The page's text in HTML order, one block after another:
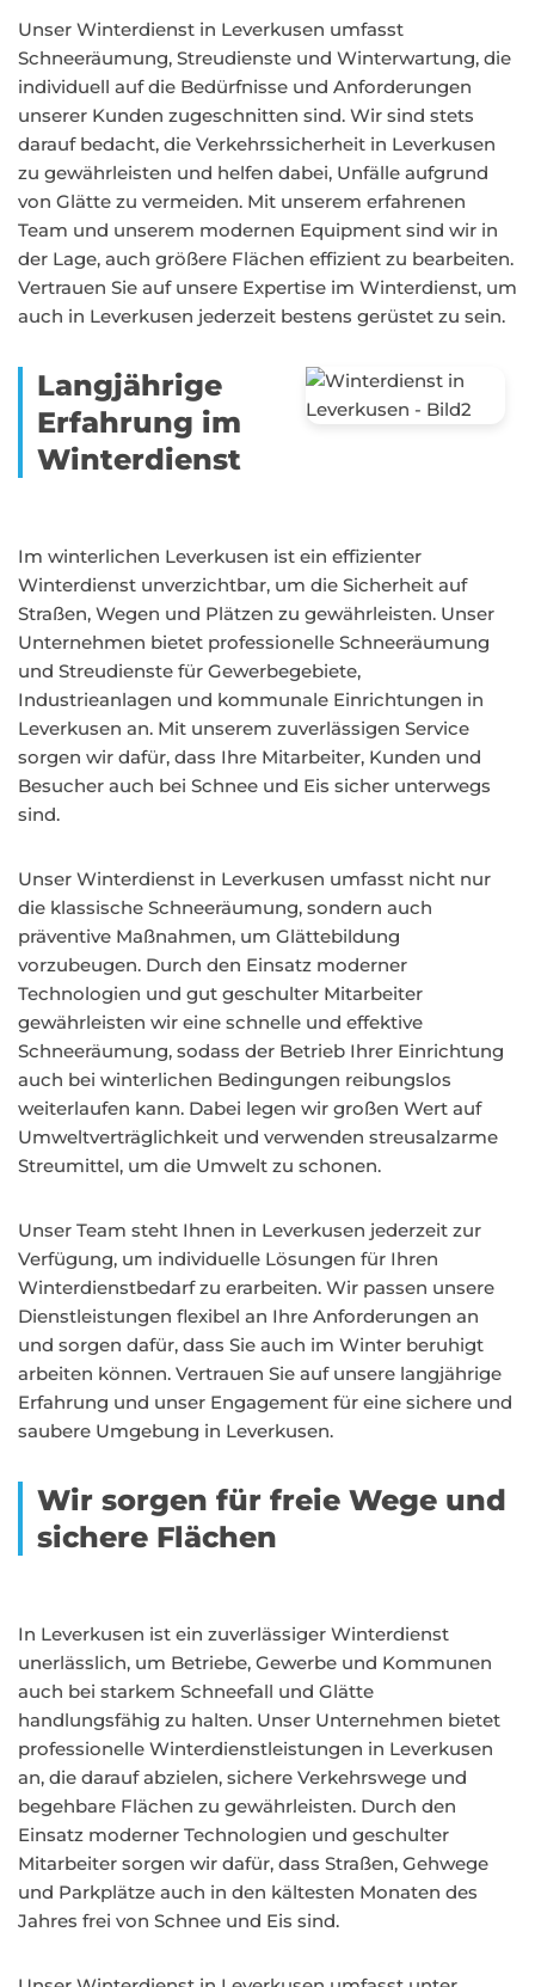
Unser Winterdienst in Leverkusen umfasst
Schneeräumung, Streudienste und Winterwartung, die
individuell auf die Bedürfnisse und Anforderungen
unserer Kunden zugeschnitten sind. Wir sind stets
darauf bedacht, die Verkehrssicherheit in Leverkusen
zu gewährleisten und helfen dabei, Unfälle aufgrund
von Glätte zu vermeiden. Mit unserem erfahrenen
Team und unserem modernen Equipment sind wir in
der Lage, auch größere Flächen effizient zu bearbeiten.
Vertrauen Sie auf unsere Expertise im Winterdienst, um
auch in Leverkusen jederzeit bestens gerüstet zu sein.
Langjährige
Erfahrung im
Winterdienst
Im winterlichen Leverkusen ist ein effizienter
Winterdienst unverzichtbar, um die Sicherheit auf
Straßen, Wegen und Plätzen zu gewährleisten. Unser
Unternehmen bietet professionelle Schneeräumung
und Streudienste für Gewerbegebiete,
Industrieanlagen und kommunale Einrichtungen in
Leverkusen an. Mit unserem zuverlässigen Service
sorgen wir dafür, dass Ihre Mitarbeiter, Kunden und
Besucher auch bei Schnee und Eis sicher unterwegs
sind.
Unser Winterdienst in Leverkusen umfasst nicht nur
die klassische Schneeräumung, sondern auch
präventive Maßnahmen, um Glättebildung
vorzubeugen. Durch den Einsatz moderner
Technologien und gut geschulter Mitarbeiter
gewährleisten wir eine schnelle und effektive
Schneeräumung, sodass der Betrieb Ihrer Einrichtung
auch bei winterlichen Bedingungen reibungslos
weiterlaufen kann. Dabei legen wir großen Wert auf
Umweltverträglichkeit und verwenden streusalzarme
Streumittel, um die Umwelt zu schonen.
Unser Team steht Ihnen in Leverkusen jederzeit zur
Verfügung, um individuelle Lösungen für Ihren
Winterdienstbedarf zu erarbeiten. Wir passen unsere
Dienstleistungen flexibel an Ihre Anforderungen an
und sorgen dafür, dass Sie auch im Winter beruhigt
arbeiten können. Vertrauen Sie auf unsere langjährige
Erfahrung und unser Engagement für eine sichere und
saubere Umgebung in Leverkusen.
Wir sorgen für freie Wege und
sichere Flächen
In Leverkusen ist ein zuverlässiger Winterdienst
unerlässlich, um Betriebe, Gewerbe und Kommunen
auch bei starkem Schneefall und Glätte
handlungsfähig zu halten. Unser Unternehmen bietet
professionelle Winterdienstleistungen in Leverkusen
an, die darauf abzielen, sichere Verkehrswege und
begehbare Flächen zu gewährleisten. Durch den
Einsatz moderner Technologien und geschulter
Mitarbeiter sorgen wir dafür, dass Straßen, Gehwege
und Parkplätze auch in den kältesten Monaten des
Jahres frei von Schnee und Eis sind.